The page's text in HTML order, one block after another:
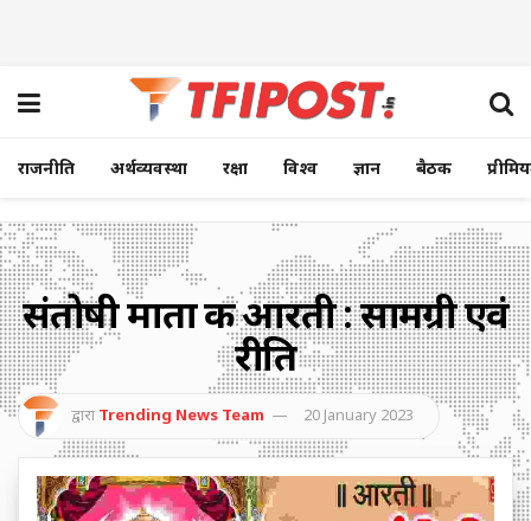
राजनीति अर्थव्यवस्था रक्षा विश्व ज्ञान बैठक
संतोषी माता की आरती : सामग्री एवं
रीति
द्वारा Trending News Team 20 January 2023